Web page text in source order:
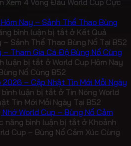
Nay – Sảnh Thể Thao Bùng
bình luận bị tắt ở Kết Quả
– Sảnh Thể Thao Bùng Nổ Tại B52
– Tham Gia Cá Độ Bùng Nổ Cùng
luận bị tắt ở World Cup Hôm Nay
Nổ Cùng B52
2026 – Cập Nhật Tin Mới Mỗi Ngày
bình luận bị tắt ở Tin Nóng World
Tin Mới Mỗi Ngày Tại B52
World Cup – Bùng Nổ Cảm
năng bình luận bị tắt ở Khoảnh
Cup – Bùng Nổ Cảm Xúc Cùng